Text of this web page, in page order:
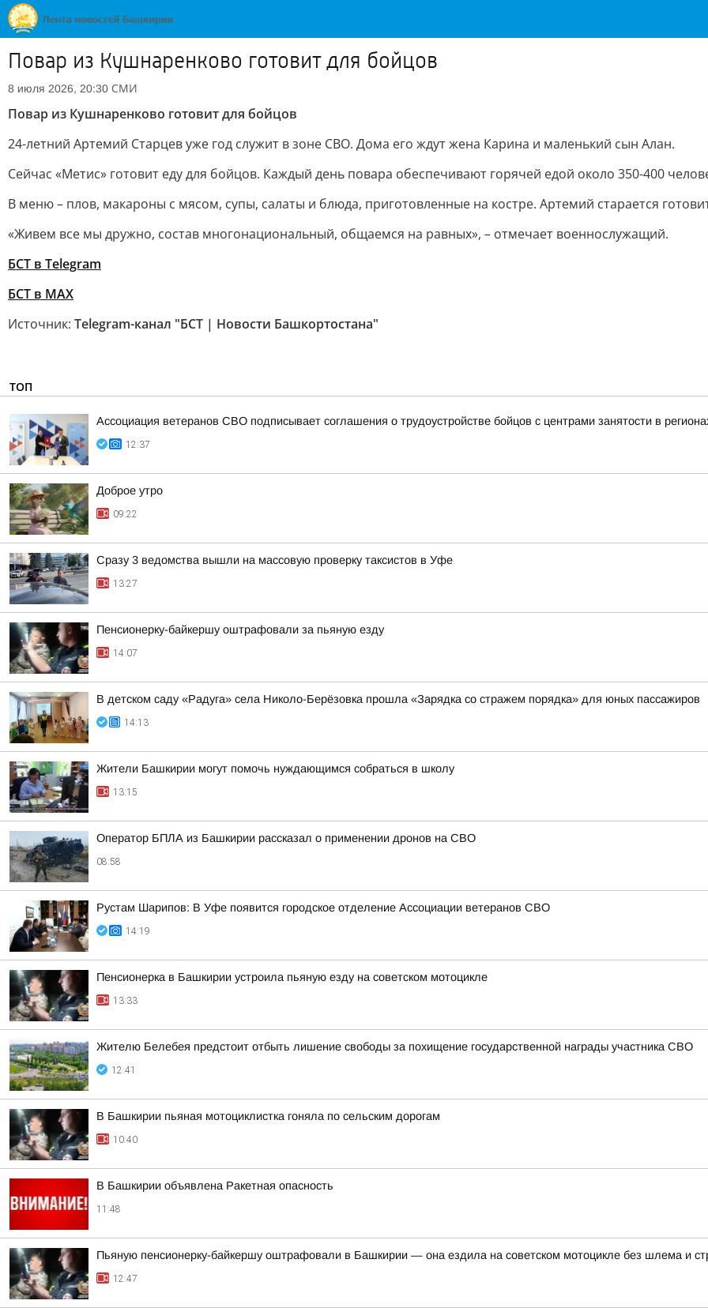
Повар из Кушнаренково готовит для бойцов
8 июля 2026, 20:30 СМИ
Повар из Кушнаренково готовит для бойцов
24-летний Артемий Старцев уже год служит в зоне СВО. Дома его ждут жена Карина и маленький сын Алан.
Сейчас «Метис» готовит еду для бойцов. Каждый день повара обеспечивают горячей едой около 350-400
В меню – плов, макароны с мясом, супы, салаты и блюда, приготовленные на костре. Артемий старается
«Живем все мы дружно, состав многонациональный, общаемся на равных», – отмечает военнослужащий.
БСТ в Telegram
БСТ в МАХ
Источник: Telegram-канал "БСТ | Новости Башкортостана"
ТОП
Ассоциация ветеранов СВО подписывает соглашения о трудоустройстве бойцов с центрами занятости в
12:37
Доброе утро
09:22
Сразу 3 ведомства вышли на массовую проверку таксистов в Уфе
13:27
Пенсионерку-байкершу оштрафовали за пьяную езду
14:07
В детском саду «Радуга» села Николо-Берёзовка прошла «Зарядка со стражем порядка» для юных пассажиров
14:13
Жители Башкирии могут помочь нуждающимся собраться в школу
13:15
Оператор БПЛА из Башкирии рассказал о применении дронов на СВО
08:58
Рустам Шарипов: В Уфе появится городское отделение Ассоциации ветеранов СВО
14:19
Пенсионерка в Башкирии устроила пьяную езду на советском мотоцикле
13:33
Жителю Белебея предстоит отбыть лишение свободы за похищение государственной награды участника СВО
12:41
В Башкирии пьяная мотоциклистка гоняла по сельским дорогам
10:40
В Башкирии объявлена Ракетная опасность
11:48
Пьяную пенсионерку-байкершу оштрафовали в Башкирии — она ездила на советском мотоцикле без шлема и
12:47